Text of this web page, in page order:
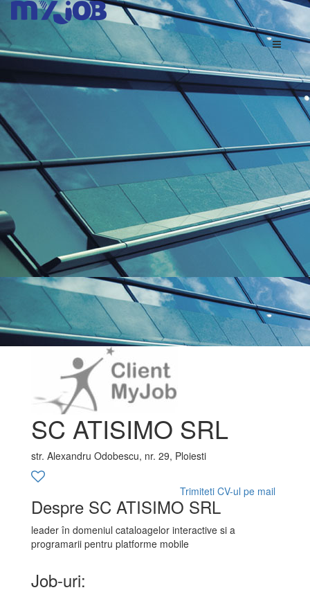
SC ATISIMO SRL
str. Alexandru Odobescu, nr. 29, Ploiesti
Trimiteti CV-ul pe mail
Despre SC ATISIMO SRL
leader în domeniul cataloagelor interactive si a
programarii pentru platforme mobile
Job-uri: